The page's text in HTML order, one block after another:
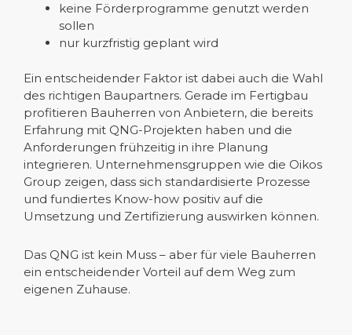
keine Förderprogramme genutzt werden
sollen
nur kurzfristig geplant wird
Ein entscheidender Faktor ist dabei auch die Wahl
des richtigen Baupartners. Gerade im Fertigbau
profitieren Bauherren von Anbietern, die bereits
Erfahrung mit QNG-Projekten haben und die
Anforderungen frühzeitig in ihre Planung
integrieren. Unternehmensgruppen wie die Oikos
Group zeigen, dass sich standardisierte Prozesse
und fundiertes Know-how positiv auf die
Umsetzung und Zertifizierung auswirken können.
Das QNG ist kein Muss – aber für viele Bauherren
ein entscheidender Vorteil auf dem Weg zum
eigenen Zuhause.